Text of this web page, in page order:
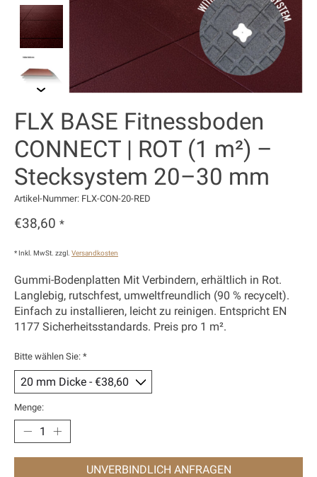
FLX BASE Fitnessboden
CONNECT | ROT (1 m²) –
Stecksystem 20–30 mm
Artikel-Nummer: FLX-CON-20-RED
€38,60 *
* Inkl. MwSt. zzgl. Versandkosten
Gummi-Bodenplatten Mit Verbindern, erhältlich in Rot.
Langlebig, rutschfest, umweltfreundlich (90 % recycelt).
Einfach zu installieren, leicht zu reinigen. Entspricht EN
1177 Sicherheitsstandards. Preis pro 1 m².
Bitte wählen Sie: *
Menge:
UNVERBINDLICH ANFRAGEN